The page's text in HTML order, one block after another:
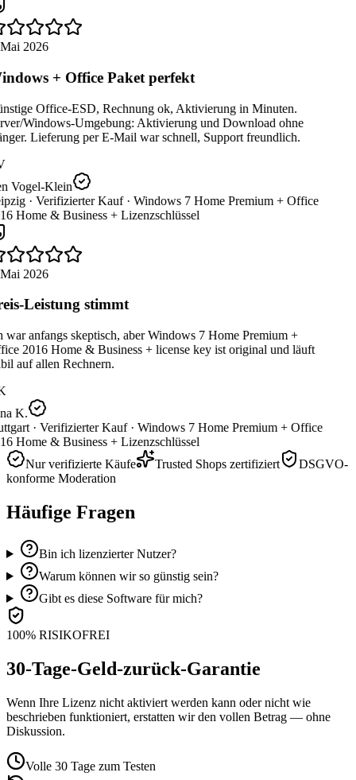
2026
+ Office Paket perfekt
Office-ESD, Rechnung ok, Aktivierung in Minuten.
Windows-Umgebung: Aktivierung und Download ohne
Lieferung per E-Mail war schnell, Support freundlich.
Vogel-Klein
· Verifizierter Kauf · Windows 7 Home Premium + Office
Home & Business + Lizenzschlüssel
2026
Leistung stimmt
war anfangs skeptisch, aber Windows 7 Home Premium +
2016 Home & Business + license key ist original und läuft
auf allen Rechnern.
K.
· Verifizierter Kauf · Windows 7 Home Premium + Office
Home & Business + Lizenzschlüssel
Nur verifizierte Käufe
Trusted Shops zertifiziert
DSGVO-
konforme Moderation
Häufige Fragen
Bin ich lizenzierter Nutzer?
Warum können wir so günstig sein?
Gibt es diese Software für mich?
100% RISIKOFREI
30-Tage-Geld-zurück-Garantie
Wenn Ihre Lizenz nicht aktiviert werden kann oder nicht wie
beschrieben funktioniert, erstatten wir den vollen Betrag — ohne
Diskussion.
Volle 30 Tage zum Testen